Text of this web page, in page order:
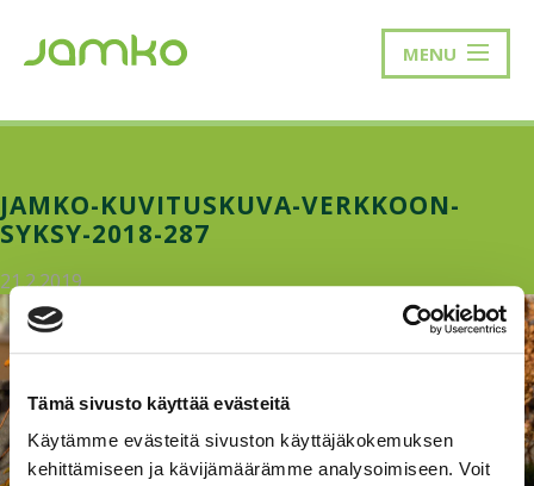
Tämä sivusto käyttää evästeitä
Käytämme evästeitä sivuston käyttäjäkokemuksen
kehittämiseen ja kävijämäärämme analysoimiseen. Voit
MENU
JAMKO-KUVITUSKUVA-VERKKOON-
SYKSY-2018-287
21.2.2019